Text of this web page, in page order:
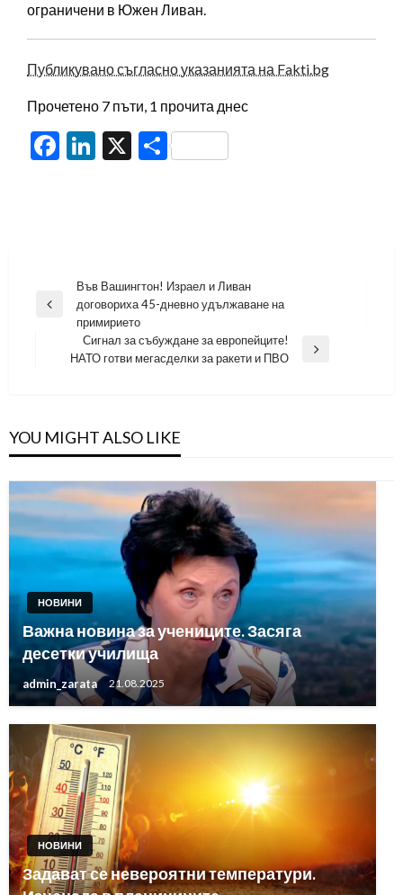
ограничени в Южен Ливан.
Публикувано съгласно указанията на Fakti.bg
Прочетено 7 пъти, 1 прочита днес
Facebook
LinkedIn
X Share
Навигация
Previous
Във Вашингтон! Израел и Ливан
договориха 45-дневно удължаване на
примирието
Next
Сигнал за събуждане за европейците!
НАТО готви мегасделки за ракети и ПВО
YOU MIGHT ALSO LIKE
НОВИНИ
Важна новина за учениците. Засяга
десетки училища
admin_zarata 21.08.2025
НОВИНИ
Задават се невероятни температури.